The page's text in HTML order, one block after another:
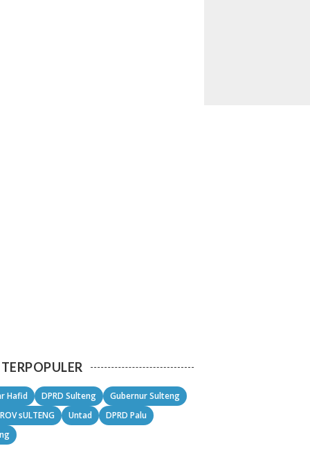
Hafid DPRD Sulteng
Gubernur Sulteng
sULTENG
Untad
DPRD Palu